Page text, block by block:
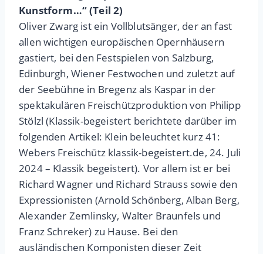
Kunstform…“ (Teil 2)
Oliver Zwarg ist ein Vollblutsänger, der an fast
allen wichtigen europäischen Opernhäusern
gastiert, bei den Festspielen von Salzburg,
Edinburgh, Wiener Festwochen und zuletzt auf
der Seebühne in Bregenz als Kaspar in der
spektakulären Freischützproduktion von Philipp
Stölzl (Klassik-begeistert berichtete darüber im
folgenden Artikel: Klein beleuchtet kurz 41:
Webers Freischütz klassik-begeistert.de, 24. Juli
2024 – Klassik begeistert). Vor allem ist er bei
Richard Wagner und Richard Strauss sowie den
Expressionisten (Arnold Schönberg, Alban Berg,
Alexander Zemlinsky, Walter Braunfels und
Franz Schreker) zu Hause. Bei den
ausländischen Komponisten dieser Zeit